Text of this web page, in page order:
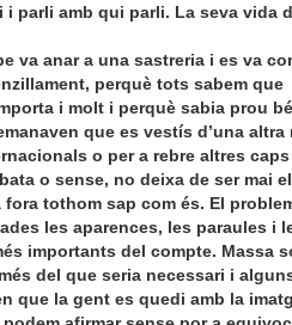
parli amb qui parli. La seva vida
va anar a una sastreria i es va
perquè tots sabem que
i molt i perquè sabia prou
que es vestís d’una altra
o per a rebre altres caps
o sense, no deixa de ser mai
fora tothom sap com és. El
les aparences, les paraules i
importants del compte. Massa
del que seria necessari i
que la gent es quedi amb la